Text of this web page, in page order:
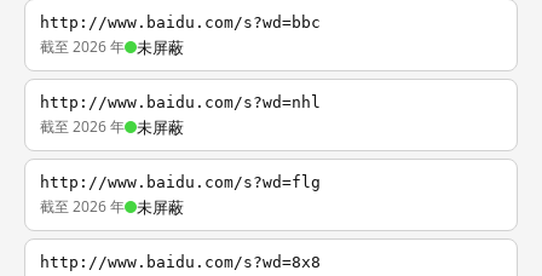
http://www.baidu.com/s?wd=bbc
截至 2026 年 未屏蔽
http://www.baidu.com/s?wd=nhl
截至 2026 年 未屏蔽
http://www.baidu.com/s?wd=flg
截至 2026 年 未屏蔽
http://www.baidu.com/s?wd=8x8